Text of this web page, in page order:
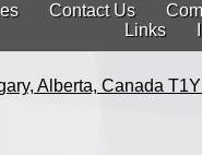
Contact Us
Links
Alberta, Canada